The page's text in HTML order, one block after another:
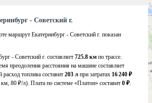
- Советский г.
маршрут Екатеринбург - Советский г. показан
- Советский г. составляет 725.8 км по трассе.
преодоления расстояния на машине составляет
расход топлива составит 203 л при затратах 16 240 ₽
км, 80 ₽/л). Плата по системе «Платон» составит 0 ₽.